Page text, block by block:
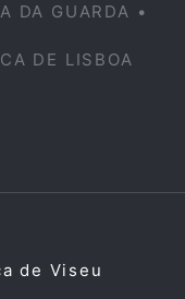
DA GUARDA •
DE LISBOA